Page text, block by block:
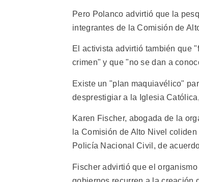
Pero Polanco advirtió que la
integrantes de la Comisión de
El activista advirtió también que
crimen" y que "no se dan a
Existe un "plan maquiavélico"
desprestigiar a la Iglesia
Karen Fischer, abogada de la
la Comisión de Alto Nivel
Policía Nacional Civil, de
Fischer advirtió que el